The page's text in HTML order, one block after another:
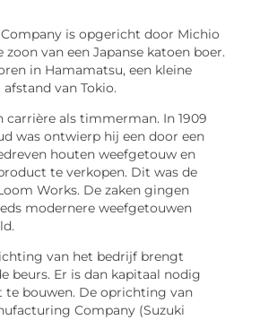
is opgericht door Michio
zoon van een Japanse katoen boer.
in Hamamatsu, een kleine
van Tokio.
carrière als timmerman. In 1909
was ontwierp hij een door een
houten weefgetouw en
te verkopen. Dit was de
Works. De zaken gingen
modernere weefgetouwen
van het bedrijf brengt
beurs. Er is dan kapitaal nodig
bouwen. De oprichting van
Company (Suzuki